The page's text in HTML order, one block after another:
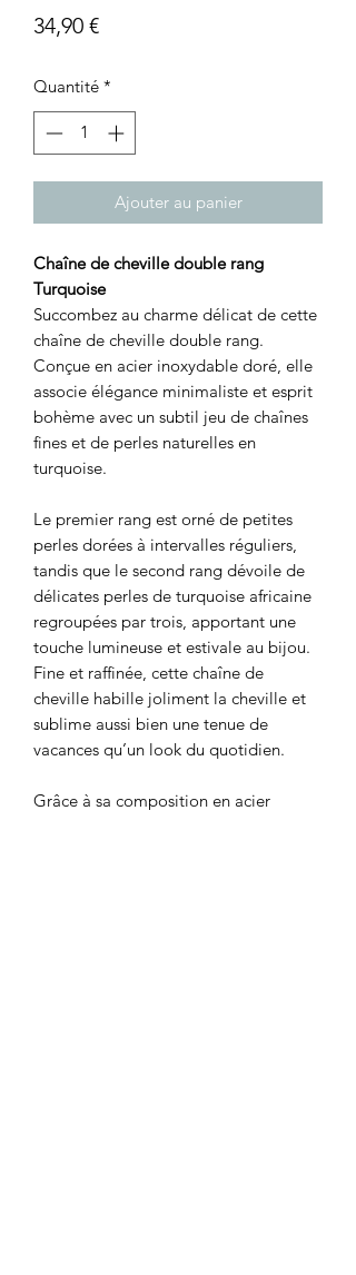
34,90 €Prix
Quantité *
Ajouter au panier
Chaîne de cheville double rang
Turquoise
Succombez au charme délicat de cette
chaîne de cheville double rang.
Conçue en acier inoxydable doré, elle
associe élégance minimaliste et esprit
bohème avec un subtil jeu de chaînes
fines et de perles naturelles en
turquoise.
Le premier rang est orné de petites
perles dorées à intervalles réguliers,
tandis que le second rang dévoile de
délicates perles de turquoise africaine
regroupées par trois, apportant une
touche lumineuse et estivale au bijou.
Fine et raffinée, cette chaîne de
cheville habille joliment la cheville et
sublime aussi bien une tenue de
vacances qu’un look du quotidien.
Grâce à sa composition en acier